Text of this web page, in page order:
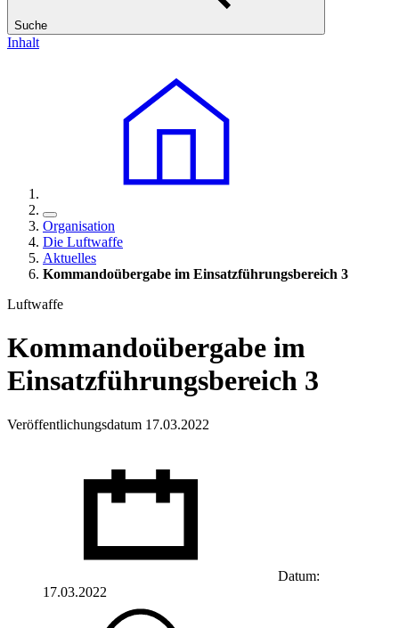
Suche
Inhalt
Organisation
Die Luftwaffe
Aktuelles
Kommandoübergabe im Einsatzführungsbereich 3
Luftwaffe
Kommandoübergabe im
Einsatzführungsbereich 3
Veröffentlichungsdatum 17.03.2022
Datum:
17.03.2022